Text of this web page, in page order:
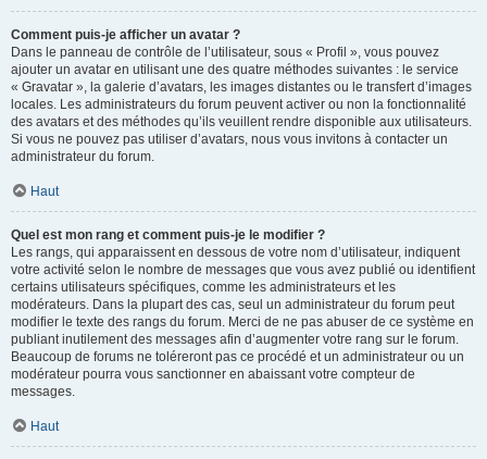
Comment puis-je afficher un avatar ?
Dans le panneau de contrôle de l’utilisateur, sous « Profil », vous pouvez
ajouter un avatar en utilisant une des quatre méthodes suivantes : le service
« Gravatar », la galerie d’avatars, les images distantes ou le transfert d’images
locales. Les administrateurs du forum peuvent activer ou non la fonctionnalité
des avatars et des méthodes qu’ils veuillent rendre disponible aux utilisateurs.
Si vous ne pouvez pas utiliser d’avatars, nous vous invitons à contacter un
administrateur du forum.
Haut
Quel est mon rang et comment puis-je le modifier ?
Les rangs, qui apparaissent en dessous de votre nom d’utilisateur, indiquent
votre activité selon le nombre de messages que vous avez publié ou identifient
certains utilisateurs spécifiques, comme les administrateurs et les
modérateurs. Dans la plupart des cas, seul un administrateur du forum peut
modifier le texte des rangs du forum. Merci de ne pas abuser de ce système en
publiant inutilement des messages afin d’augmenter votre rang sur le forum.
Beaucoup de forums ne toléreront pas ce procédé et un administrateur ou un
modérateur pourra vous sanctionner en abaissant votre compteur de
messages.
Haut